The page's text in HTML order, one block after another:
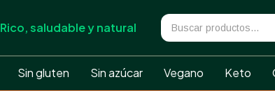
Rico, saludable y natural
Sin gluten Sin azúcar Vegano Keto